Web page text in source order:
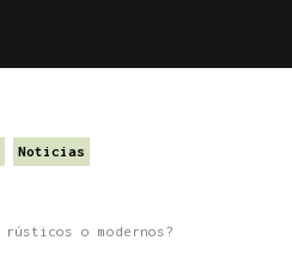
Noticias